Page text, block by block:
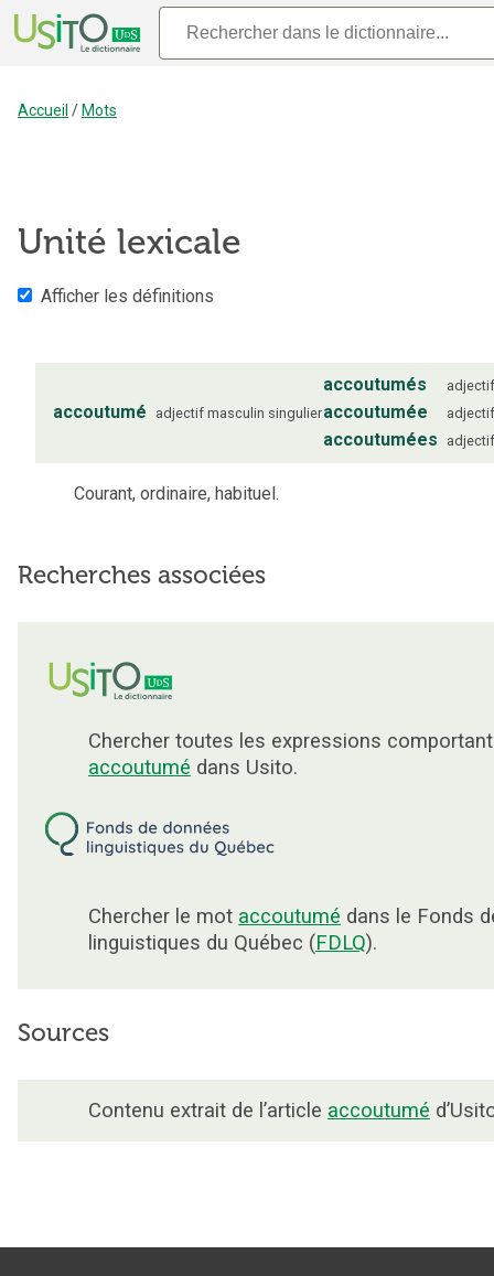
Accueil / Mots
Unité lexicale
Afficher les définitions
accoutumé adjectif masculin singulier
accoutumés adjectif
accoutumée adjectif
accoutumées adjectif
Courant, ordinaire, habituel.
Recherches associées
Chercher toutes les expressions
accoutumé dans Usito.
Chercher le mot accoutumé dans le Fonds
linguistiques du Québec (FDLQ).
Sources
Contenu extrait de l’article accoutumé